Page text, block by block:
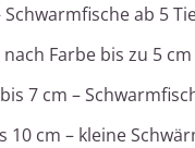
Schwarmfische ab 5
Farbe bis zu 5
7 cm –
10 cm – kleine